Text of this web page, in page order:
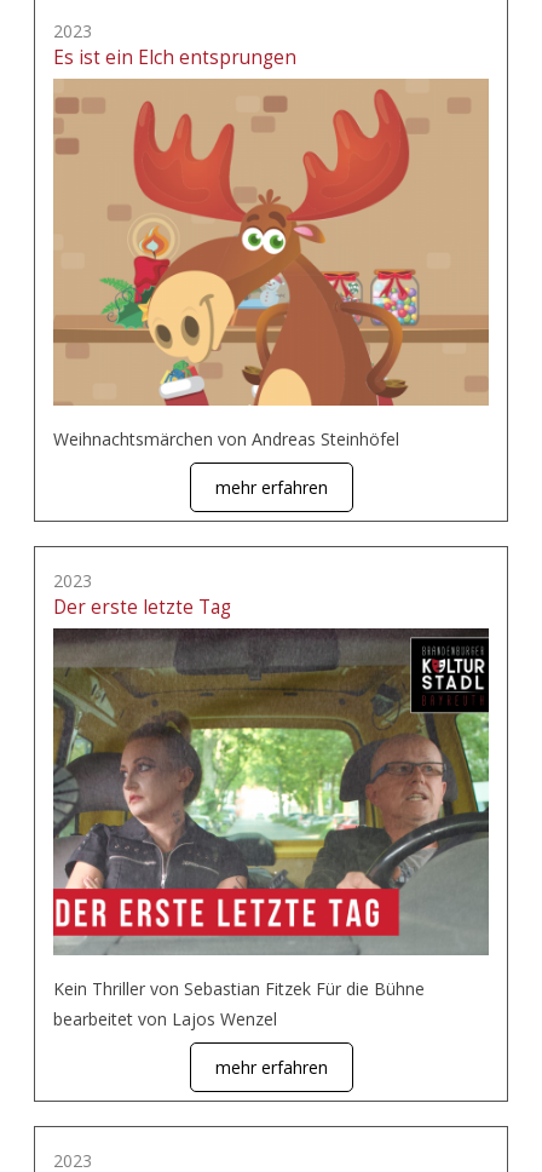
2023
Es ist ein Elch entsprungen
Weihnachtsmärchen von Andreas Steinhöfel
mehr erfahren
2023
Der erste letzte Tag
Kein Thriller von Sebastian Fitzek Für die Bühne
bearbeitet von Lajos Wenzel
mehr erfahren
2023